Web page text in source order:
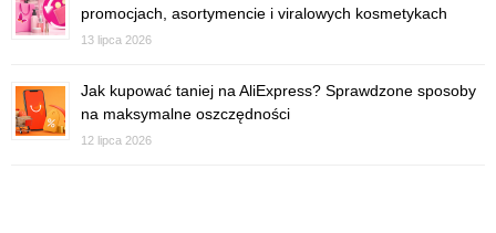
promocjach, asortymencie i viralowych kosmetykach
13 lipca 2026
Jak kupować taniej na AliExpress? Sprawdzone sposoby
na maksymalne oszczędności
12 lipca 2026